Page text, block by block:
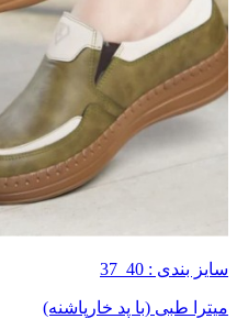
سایز بندی : 40_37
میترا طبی (با پد خارپاشنه)